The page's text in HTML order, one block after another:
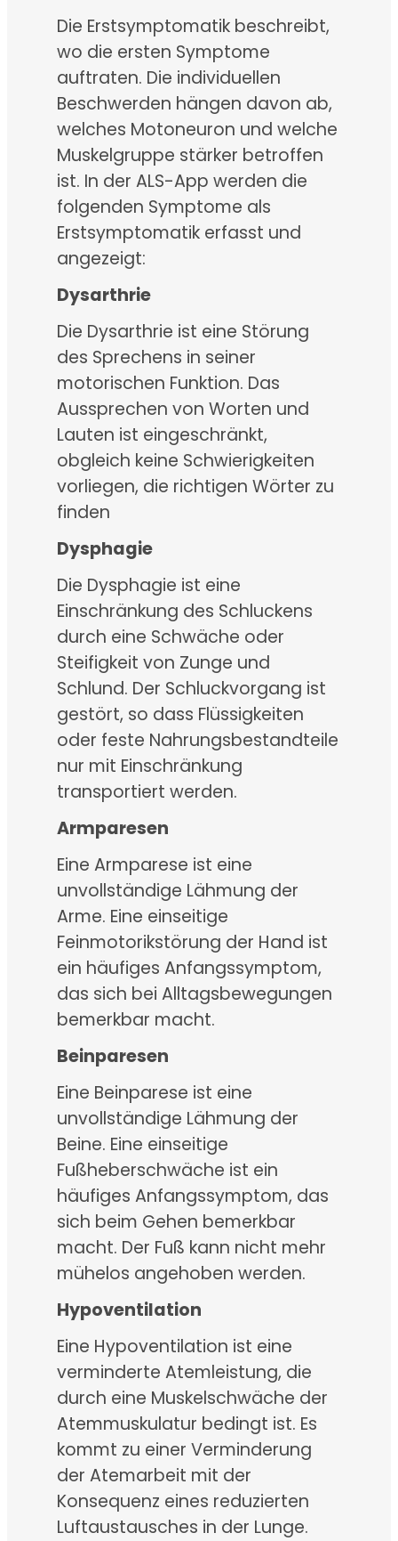
Die Erstsymptomatik beschreibt,
wo die ersten Symptome
auftraten. Die individuellen
Beschwerden hängen davon ab,
welches Motoneuron und welche
Muskelgruppe stärker betroffen
ist. In der ALS-App werden die
folgenden Symptome als
Erstsymptomatik erfasst und
angezeigt:
Dysarthrie
Die Dysarthrie ist eine Störung
des Sprechens in seiner
motorischen Funktion. Das
Aussprechen von Worten und
Lauten ist eingeschränkt,
obgleich keine Schwierigkeiten
vorliegen, die richtigen Wörter zu
finden
Dysphagie
Die Dysphagie ist eine
Einschränkung des Schluckens
durch eine Schwäche oder
Steifigkeit von Zunge und
Schlund. Der Schluckvorgang ist
gestört, so dass Flüssigkeiten
oder feste Nahrungsbestandteile
nur mit Einschränkung
transportiert werden.
Armparesen
Eine Armparese ist eine
unvollständige Lähmung der
Arme. Eine einseitige
Feinmotorikstörung der Hand ist
ein häufiges Anfangssymptom,
das sich bei Alltagsbewegungen
bemerkbar macht.
Beinparesen
Eine Beinparese ist eine
unvollständige Lähmung der
Beine. Eine einseitige
Fußheberschwäche ist ein
häufiges Anfangssymptom, das
sich beim Gehen bemerkbar
macht. Der Fuß kann nicht mehr
mühelos angehoben werden.
Hypoventilation
Eine Hypoventilation ist eine
verminderte Atemleistung, die
durch eine Muskelschwäche der
Atemmuskulatur bedingt ist. Es
kommt zu einer Verminderung
der Atemarbeit mit der
Konsequenz eines reduzierten
Luftaustausches in der Lunge.